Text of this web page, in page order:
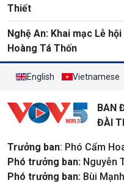
Thiết
Nghệ An: Khai mạc Lễ
Hoàng Tá Thốn
English Vietnamese
BAN
ĐÀI
Trưởng ban: Phó Cẩm
Phó trưởng ban: Nguyễn
Phó trưởng ban: Bùi